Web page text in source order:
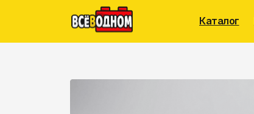
Каталог